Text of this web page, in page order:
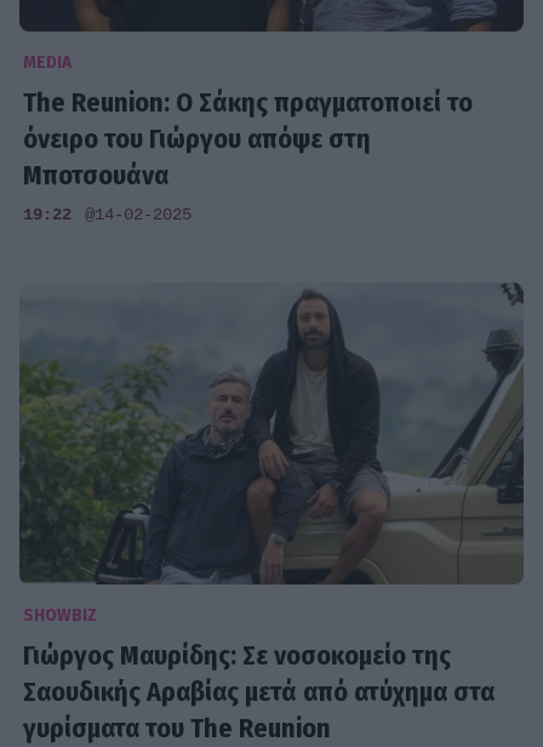
MEDIA
The Reunion: Ο Σάκης πραγματοποιεί το
όνειρο του Γιώργου απόψε στη
Μποτσουάνα
19:22 @14-02-2025
SHOWBIZ
Γιώργος Μαυρίδης: Σε νοσοκομείο της
Σαουδικής Αραβίας μετά από ατύχημα στα
γυρίσματα του The Reunion